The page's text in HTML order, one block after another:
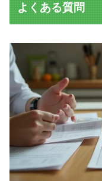
よくある質問